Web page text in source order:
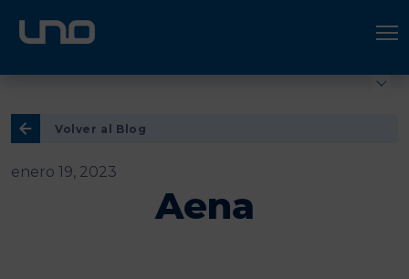
ÚNETE A UNO LOGÍSTICA
Volver al Blog
enero 19, 2023
Aena